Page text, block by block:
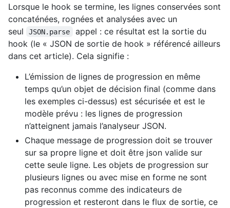
Lorsque le hook se termine, les lignes conservées sont
concaténées, rognées et analysées avec un
seul
JSON.parse
appel : ce résultat est la sortie du
hook (le « JSON de sortie de hook » référencé ailleurs
dans cet article). Cela signifie :
L’émission de lignes de progression en même
temps qu’un objet de décision final (comme dans
les exemples ci-dessus) est sécurisée et est le
modèle prévu : les lignes de progression
n’atteignent jamais l’analyseur JSON.
Chaque message de progression doit se trouver
sur sa propre ligne et doit être json valide sur
cette seule ligne. Les objets de progression sur
plusieurs lignes ou avec mise en forme ne sont
pas reconnus comme des indicateurs de
progression et resteront dans le flux de sortie, ce